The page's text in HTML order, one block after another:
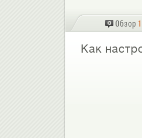
Обзор 1
Как